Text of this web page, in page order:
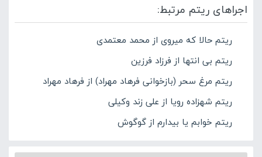
اجراهای ریتم مرتبط:
ریتم حالا که میروی از محمد معتمدی
ریتم بی انتها از فرزاد فرزین
ریتم مرغ سحر (بازخوانی فرهاد مهراد) از فرهاد مهراد
ریتم شهزاده رویا از علی زند وکیلی
ریتم خوابم یا بیدارم از گوگوش